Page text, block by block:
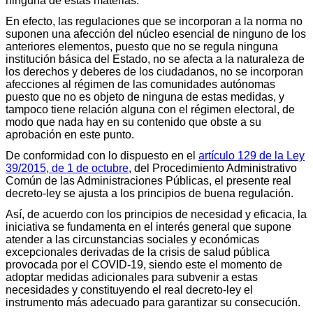
En efecto, las regulaciones que se incorporan a la norma no
suponen una afección del núcleo esencial de ninguno de los
anteriores elementos, puesto que no se regula ninguna
institución básica del Estado, no se afecta a la naturaleza de
los derechos y deberes de los ciudadanos, no se incorporan
afecciones al régimen de las comunidades autónomas
puesto que no es objeto de ninguna de estas medidas, y
tampoco tiene relación alguna con el régimen electoral, de
modo que nada hay en su contenido que obste a su
aprobación en este punto.
De conformidad con lo dispuesto en el artículo 129 de la Ley
39/2015, de 1 de octubre, del Procedimiento Administrativo
Común de las Administraciones Públicas, el presente real
decreto-ley se ajusta a los principios de buena regulación.
Así, de acuerdo con los principios de necesidad y eficacia, la
iniciativa se fundamenta en el interés general que supone
atender a las circunstancias sociales y económicas
excepcionales derivadas de la crisis de salud pública
provocada por el COVID-19, siendo este el momento de
adoptar medidas adicionales para subvenir a estas
necesidades y constituyendo el real decreto-ley el
instrumento más adecuado para garantizar su consecución.